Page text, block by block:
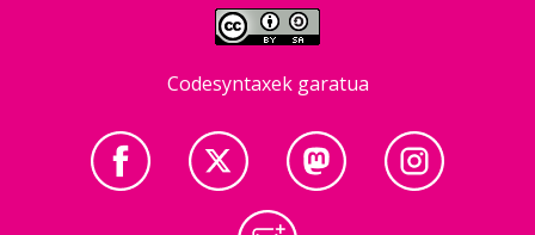
Codesyntaxek garatua